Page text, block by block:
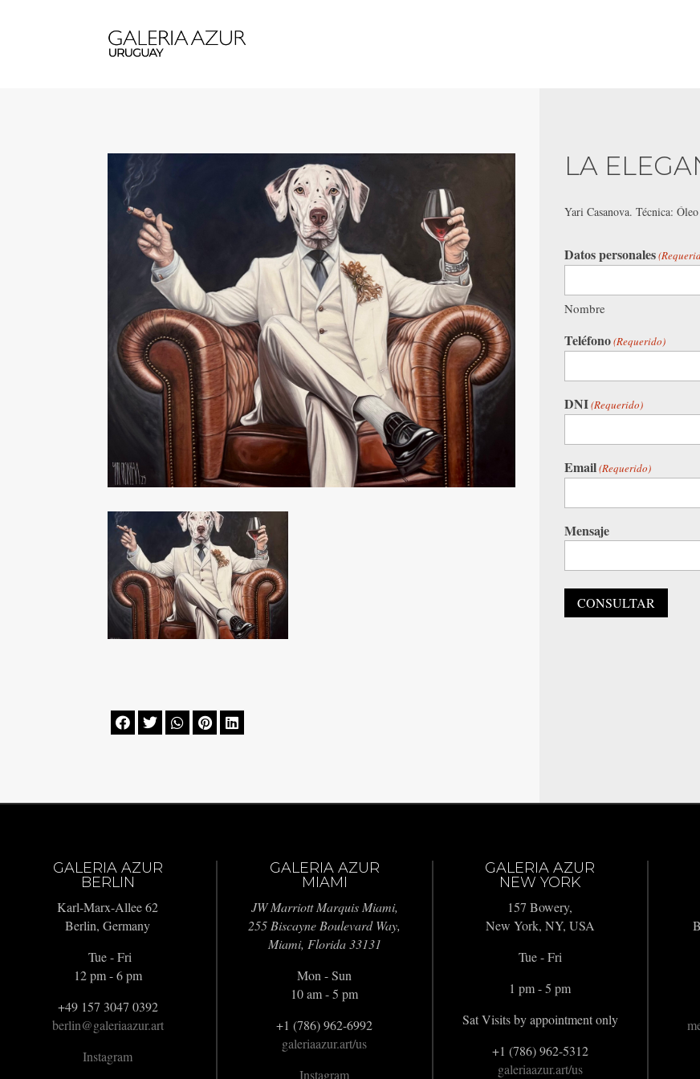
    
LA
Yari Casanova. Técnica:
Datos personales
Nombre
Teléfono(Requerido)
DNI(Requerido)
Email(Requerido)
Mensaje
GALERIA AZUR
BERLIN
Karl-Marx-Allee 62
Berlin, Germany
Tue - Fri
12 pm - 6 pm
+49 157 3047 0392
berlin@galeriaazur.art
Instagram
GALERIA AZUR
MIAMI
JW Marriott Marquis Miami,
255 Biscayne Boulevard Way,
Miami, Florida 33131
Mon - Sun
10 am - 5 pm
+1 (786) 962-6992
galeriaazur.art/us
Instagram
GALERIA AZUR
NEW YORK
157 Bowery,
New York, NY, USA
Tue - Fri
1 pm - 5 pm
Sat Visits by appointment only
+1 (786) 962-5312
galeriaazur.art/us